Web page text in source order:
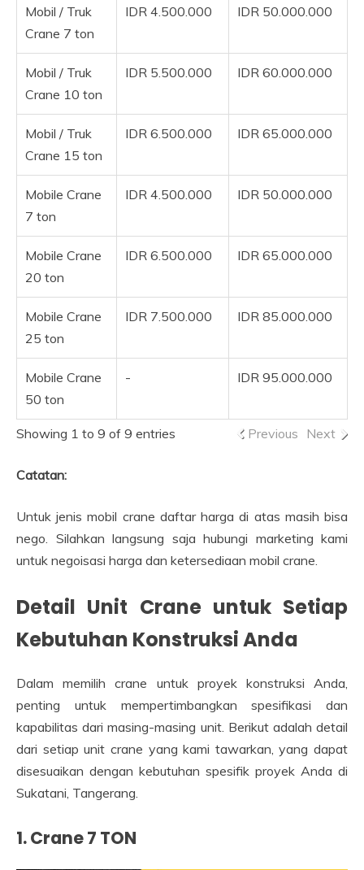
Mobil / Truk
Crane 7 ton
IDR 4.500.000 IDR 50.000.000
Mobil / Truk
Crane 10 ton
IDR 5.500.000 IDR 60.000.000
Mobil / Truk
Crane 15 ton
IDR 6.500.000 IDR 65.000.000
Mobile Crane
7 ton
IDR 4.500.000 IDR 50.000.000
Mobile Crane
20 ton
IDR 6.500.000 IDR 65.000.000
Mobile Crane
25 ton
IDR 7.500.000 IDR 85.000.000
Mobile Crane
50 ton
- IDR 95.000.000
Showing 1 to 9 of 9 entries Previous Next
Catatan:
Untuk jenis mobil crane daftar harga di atas masih bisa
nego. Silahkan langsung saja hubungi marketing kami
untuk negoisasi harga dan ketersediaan mobil crane.
Detail Unit Crane untuk Setiap
Kebutuhan Konstruksi Anda
Dalam memilih crane untuk proyek konstruksi Anda,
penting untuk mempertimbangkan spesifikasi dan
kapabilitas dari masing-masing unit. Berikut adalah detail
dari setiap unit crane yang kami tawarkan, yang dapat
disesuaikan dengan kebutuhan spesifik proyek Anda di
Sukatani, Tangerang.
1. Crane 7 TON